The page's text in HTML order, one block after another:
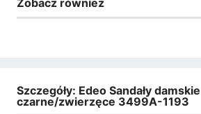
Zobacz również
Szczegóły: Edeo Sandały damskie
czarne/zwierzęce 3499A-1193